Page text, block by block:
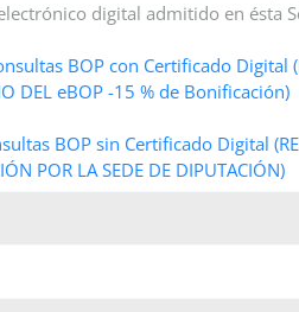
digital admitido en ésta
BOP con Certificado Digital
DEL eBOP -15 % de Bonificación)
BOP sin Certificado Digital
POR LA SEDE DE DIPUTACIÓN)